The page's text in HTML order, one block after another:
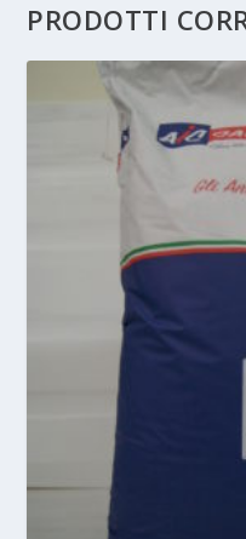
PRODOTTI